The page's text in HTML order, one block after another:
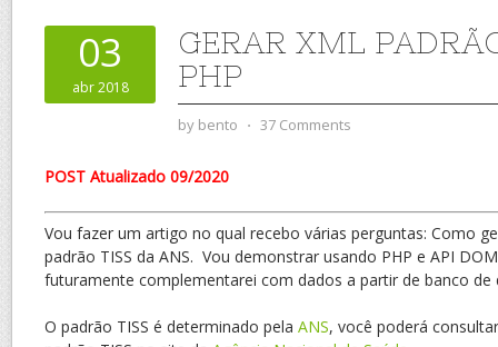
03
abr 2018
GERAR XML
PHP
by bento ⋅ 37 Comments
POST Atualizado 09/2020
Vou fazer um artigo no qual recebo várias perguntas: Como
padrão TISS da ANS. Vou demonstrar usando PHP e API
futuramente complementarei com dados a partir de banco de
O padrão TISS é determinado pela ANS, você poderá